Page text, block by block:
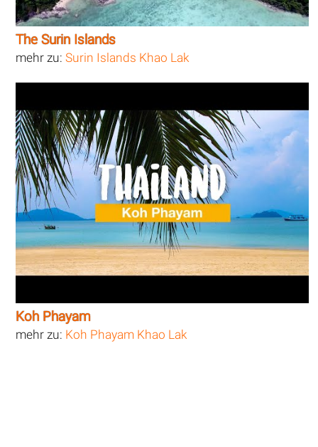
The Surin Islands
mehr zu:Surin Islands Khao Lak
Koh Phayam
mehr zu: Koh Phayam Khao Lak